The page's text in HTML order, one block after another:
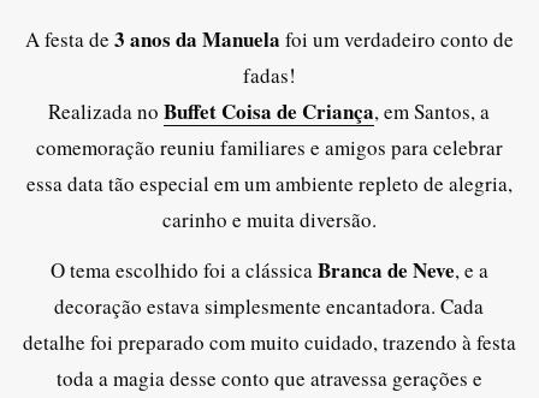
A festa de 3 anos da Manuela foi um verdadeiro conto de
fadas!
Realizada noBuffet Coisa de Criança, em Santos, a
comemoração reuniu familiares e amigos para celebrar
essa data tão especial em um ambiente repleto de alegria,
carinho e muita diversão.
O tema escolhido foi a clássicaBranca de Neve, e a
decoração estava simplesmente encantadora. Cada
detalhe foi preparado com muito cuidado, trazendo à festa
toda a magia desse conto que atravessa gerações e